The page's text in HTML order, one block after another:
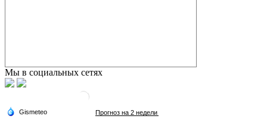
Мы в социальных сетях